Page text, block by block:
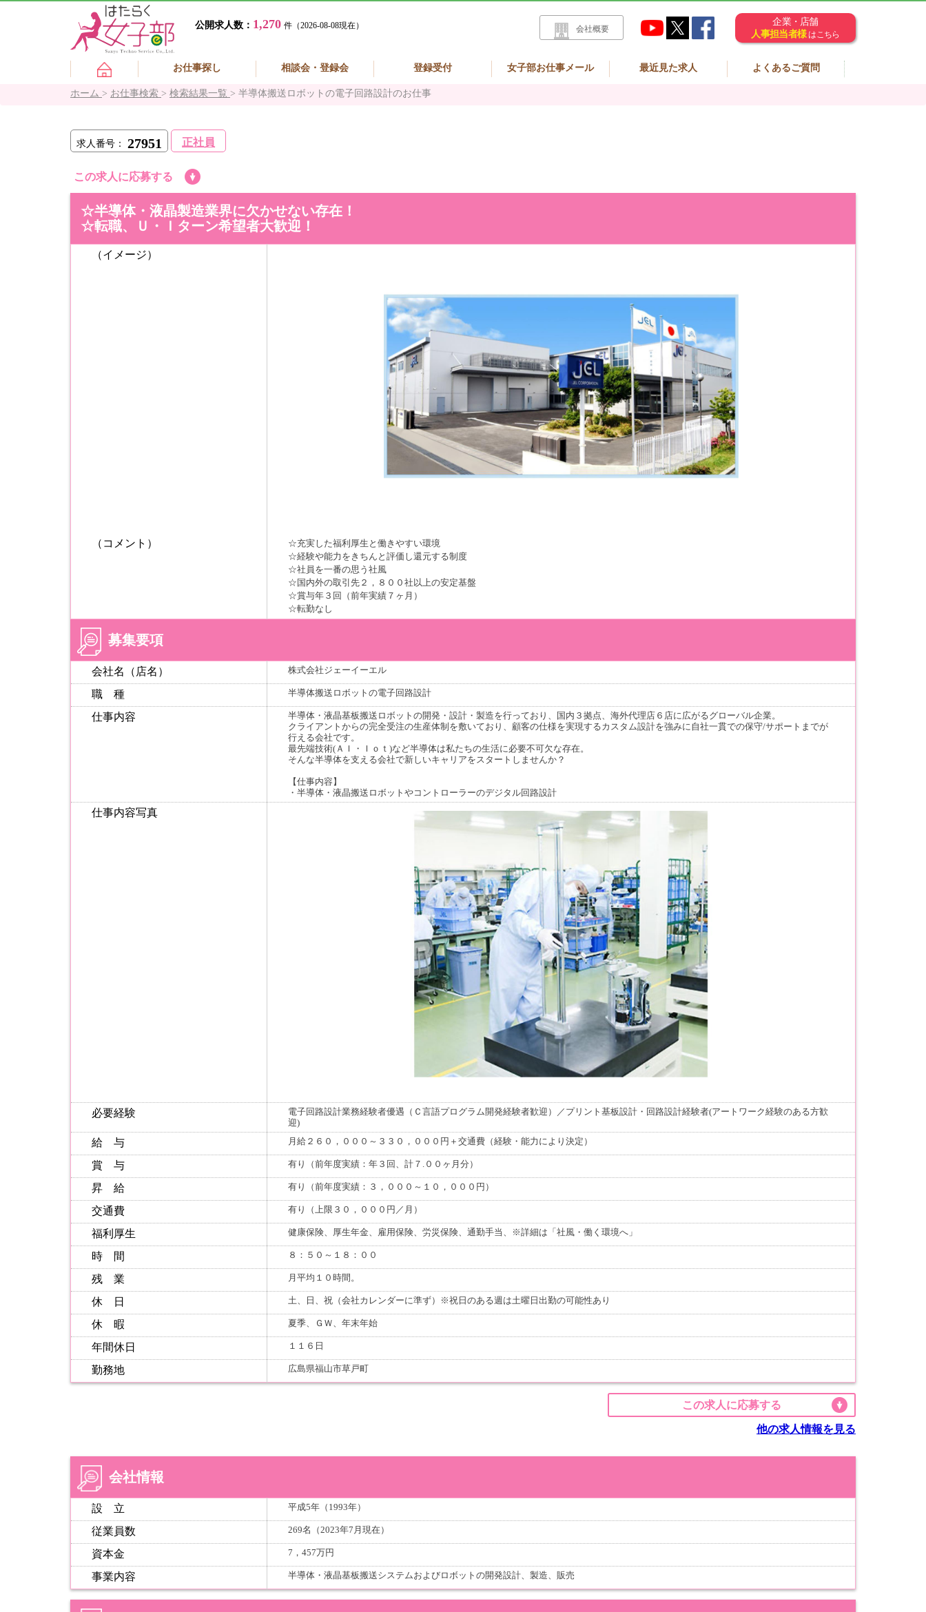
企業・店舗
人事担当者様 はこちら
公開求人数： 1,270 件（2026-08-08現在） 会社概要
お仕事探し 相談会・登録会 登録受付 女子部お仕事メール 最近見た求人 よくあるご質問
ホーム > お仕事検索 > 検索結果一覧 > 半導体搬送ロボットの電子回路設計のお仕事
求人番号： 27951 正社員
この求人に応募する
☆半導体・液晶製造業界に欠かせない存在！
☆転職、Ｕ・Ｉターン希望者大歓迎！
（イメージ）
（コメント）
☆充実した福利厚生と働きやすい環境
☆経験や能力をきちんと評価し還元する制度
☆社員を一番の思う社風
☆国内外の取引先２，８００社以上の安定基盤
☆賞与年３回（前年実績７ヶ月）
☆転勤なし
募集要項
会社名（店名） 株式会社ジェーイーエル
職 種 半導体搬送ロボットの電子回路設計
仕事内容
半導体・液晶基板搬送ロボットの開発・設計・製造を行っており、国内３拠点、海外代理店６店に広がるグローバル企業。
クライアントからの完全受注の生産体制を敷いており、顧客の仕様を実現するカスタム設計を強みに自社一貫での保守/サポートまでが
行える会社です。
最先端技術(ＡＩ・Ｉｏｔ)など半導体は私たちの生活に必要不可欠な存在。
そんな半導体を支える会社で新しいキャリアをスタートしませんか？
【仕事内容】
・半導体・液晶搬送ロボットやコントローラーのデジタル回路設計
仕事内容写真
必要経験
電子回路設計業務経験者優遇（Ｃ言語プログラム開発経験者歓迎）／プリント基板設計・回路設計経験者(アートワーク経験のある方歓
迎)
給 与 月給２６０，０００～３３０，０００円＋交通費（経験・能力により決定）
賞 与 有り（前年度実績：年３回、計７.００ヶ月分）
昇 給 有り（前年度実績：３，０００～１０，０００円）
交通費 有り（上限３０，０００円／月）
福利厚生 健康保険、厚生年金、雇用保険、労災保険、通勤手当、※詳細は「社風・働く環境へ」
時 間 ８：５０～１８：００
残 業 月平均１０時間。
休 日 土、日、祝（会社カレンダーに準ず）※祝日のある週は土曜日出勤の可能性あり
休 暇 夏季、ＧＷ、年末年始
年間休日 １１６日
勤務地 広島県福山市草戸町
この求人に応募する
他の求人情報を見る
会社情報
設 立 平成5年（1993年）
従業員数 269名（2023年7月現在）
資本金 7，457万円
事業内容 半導体・液晶基板搬送システムおよびロボットの開発設計、製造、販売